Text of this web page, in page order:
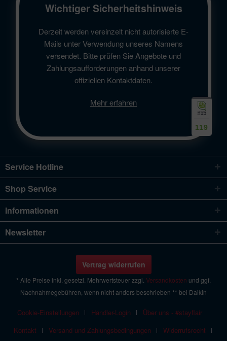
Wichtiger Sicherheitshinweis
Derzeit werden vereinzelt nicht autorisierte E-
Mails unter Verwendung unseres Namens
versendet. Bitte prüfen Sie Angebote und
Zahlungsaufforderungen anhand unserer
offiziellen Kontaktdaten.
Mehr erfahren
Service Hotline
Shop Service
Informationen
Newsletter
Vertrag widerrufen
* Alle Preise inkl. gesetzl. Mehrwertsteuer zzgl. Versandkosten und ggf.
Nachnahmegebühren, wenn nicht anders beschrieben ** bei Daikin
Cookie-Einstellungen Händler-Login
Über uns - #stayflair
Kontakt
Versand und Zahlungsbedingungen Widerrufsrecht
119